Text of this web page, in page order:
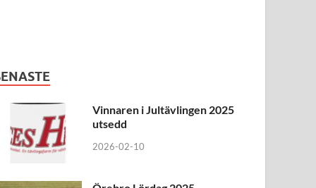
Vinnaren i Jultävlingen 2025
utsedd
2026-02-10